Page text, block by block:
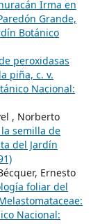
Irma en
Grande,
Botánico
peroxidasas
piña, c. v.
Nacional:
, Norberto
semilla de
del Jardín
Ernesto
foliar del
Nacional: